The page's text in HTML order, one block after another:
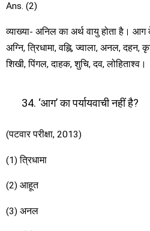
Ans. (2)
व्याख्या- अनिल का अर्थ वायु होता है। आग
अग्नि, त्रिधामा, वह्नि, ज्वाला, अनल, दहन,
शिखी, पिंगल, दाहक, शुचि, दव, लोहिताश्व।
‘आग’ का पर्यायवाची नहीं है?
(पटवार परीक्षा, 2013)
(1) त्रिधामा
(2) आहूत
(3) अनल